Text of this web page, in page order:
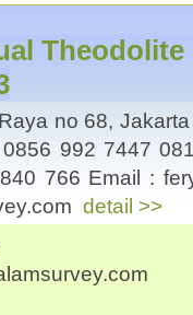
Theodolite
no 68,
992 7447
766 Email :
detail >>